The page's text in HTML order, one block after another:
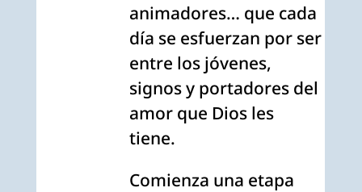
animadores… que cada
día se esfuerzan por ser
entre los jóvenes,
signos y portadores del
amor que Dios les
tiene.
Comienza una etapa